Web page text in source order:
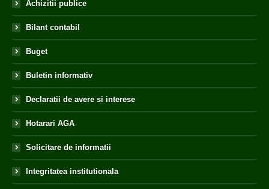
Achizitii publice
Bilant contabil
Buget
Buletin informativ
Declaratii de avere si interese
Hotarari AGA
Solicitare de informatii
Integritatea institutionala